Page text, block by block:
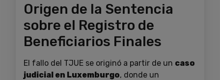
Origen de la Sentencia
sobre el Registro de
Beneficiarios Finales
El fallo del TJUE se originó a partir de un caso
judicial en Luxemburgo, donde un